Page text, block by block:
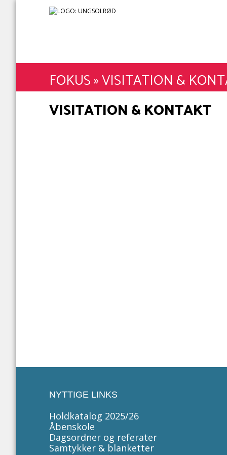
FOKUS»VISITATION &
VISITATION & KONTAKT
NYTTIGE LINKS
Holdkatalog 2025/26
Åbenskole
Dagsordner og referater
Samtykker & blanketter